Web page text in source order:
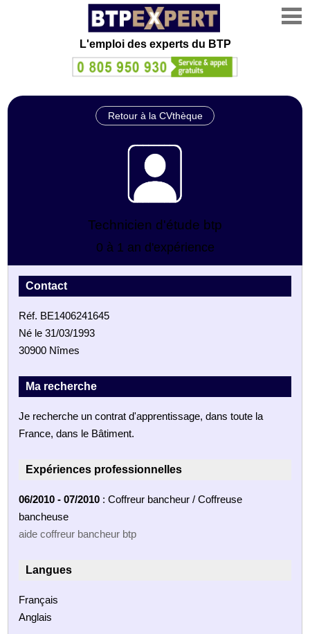
L'emploi des experts du BTP
Retour à la CVthèque
Technicien d'étude btp
0 à 1 an d'expérience
Contact
Réf. BE1406241645
Né le 31/03/1993
30900 Nîmes
Ma recherche
Je recherche un contrat d'apprentissage, dans toute la
France, dans le Bâtiment.
Expériences professionnelles
06/2010 - 07/2010 : Coffreur bancheur / Coffreuse
bancheuse
aide coffreur bancheur btp
Langues
Français
Anglais